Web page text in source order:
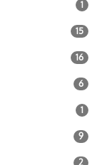
1
15
16
6
1
9
2